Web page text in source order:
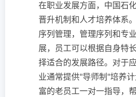
在职业发展方面，中国石
晋升机制和人才培养体系
序列管理，管理序列和专
展，员工可以根据自身特
择适合的发展路径。对于
业通常提供"导师制"培养
富的老员工一对一指导，